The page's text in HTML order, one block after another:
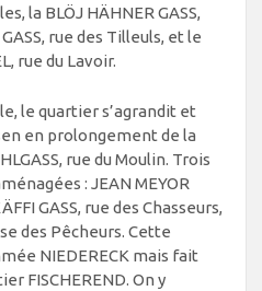
la BLÖJ HÄHNER GASS,
rue des Tilleuls, et le
rue du Lavoir.
le quartier s’agrandit et
en prolongement de la
rue du Moulin. Trois
: JEAN MEYOR
GASS, rue des Chasseurs,
des Pêcheurs. Cette
NIEDERECK mais fait
FISCHEREND. On y